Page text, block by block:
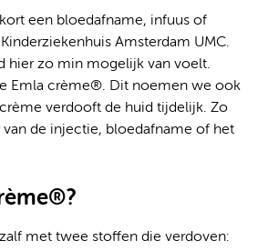
een bloedafname, infuus of
Amsterdam UMC.
hier zo min mogelijk van voelt.
Emla crème®. Dit noemen we ook
crème verdooft de huid tijdelijk. Zo
de injectie, bloedafname of het
met twee stoffen die verdoven: